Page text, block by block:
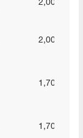
2,00%
2,00%
1,70%
1,70%